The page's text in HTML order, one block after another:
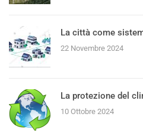
La città come
22 Novembre 2024
La protezione del
10 Ottobre 2024